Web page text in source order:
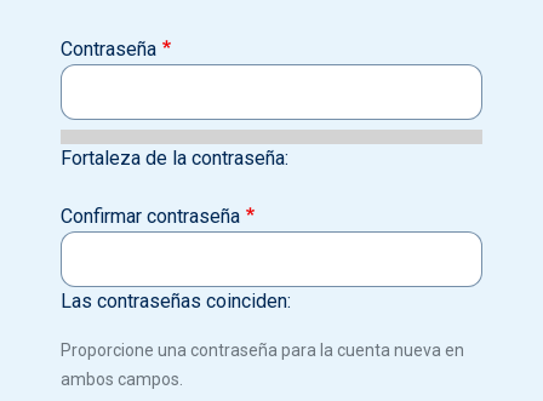
Contraseña
Fortaleza de la contraseña:
Confirmar contraseña
Las contraseñas coinciden:
Proporcione una contraseña para la cuenta nueva en
ambos campos.